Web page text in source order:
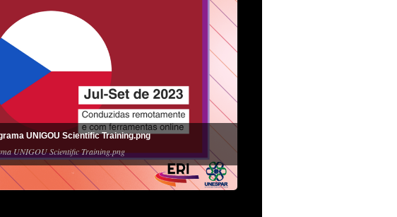
UNIGOU Scientific Training.png
UNIGOU Scientific Training.png